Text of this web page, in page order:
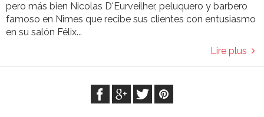
pero más bien Nicolas D'Eurveilher, peluquero y barbero
famoso en Nîmes que recibe sus clientes con entusiasmo
en su salón Félix...
Lire plus